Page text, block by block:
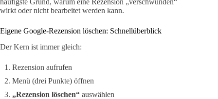
häufigste Grund, warum eine Rezension „verschwunden“
wirkt oder nicht bearbeitet werden kann.
Eigene Google-Rezension löschen: Schnellüberblick
Der Kern ist immer gleich:
Rezension aufrufen
Menü (drei Punkte) öffnen
„Rezension löschen“ auswählen